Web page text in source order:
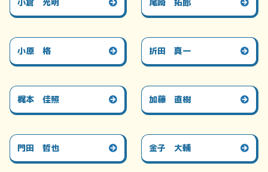
小原 格 折田 真一
梶本 佳照 加藤 直樹
門田 哲也 金子 大輔